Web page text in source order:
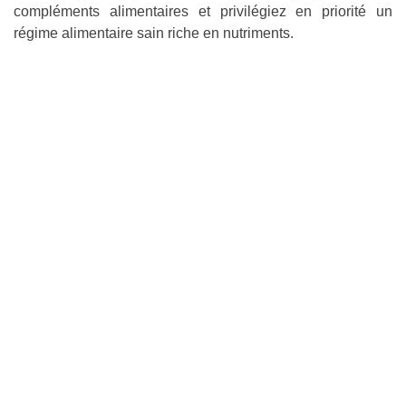
compléments alimentaires et privilégiez en priorité un
régime alimentaire sain riche en nutriments.